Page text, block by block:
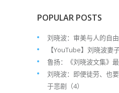
POPULAR POSTS
刘晓波：审美与人的自由
【YouTube】刘晓波妻
鲁扬：《刘晓波文集》
刘晓波：即便徒劳、也
于悲剧（4）